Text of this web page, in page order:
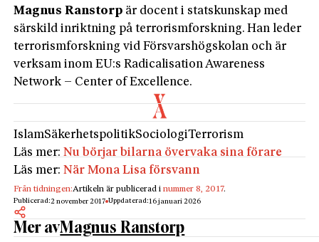
Magnus Ranstorp är docent i statskunskap med
särskild inriktning på terrorismforskning. Han leder
terrorismforskning vid Försvarshögskolan och är
verksam inom EU:s Radicalisation Awareness
Network – Center of Excellence.
IslamSäkerhetspolitikSociologiTerrorism
Läs mer:Nu börjar bilarna övervaka sina förare
Läs mer:När Mona Lisa försvann
Från tidningen:Artikeln är publicerad inummer 8, 2017.
Publicerad:2 november 2017 Uppdaterad:16 januari 2026
Mer avMagnus Ranstorp